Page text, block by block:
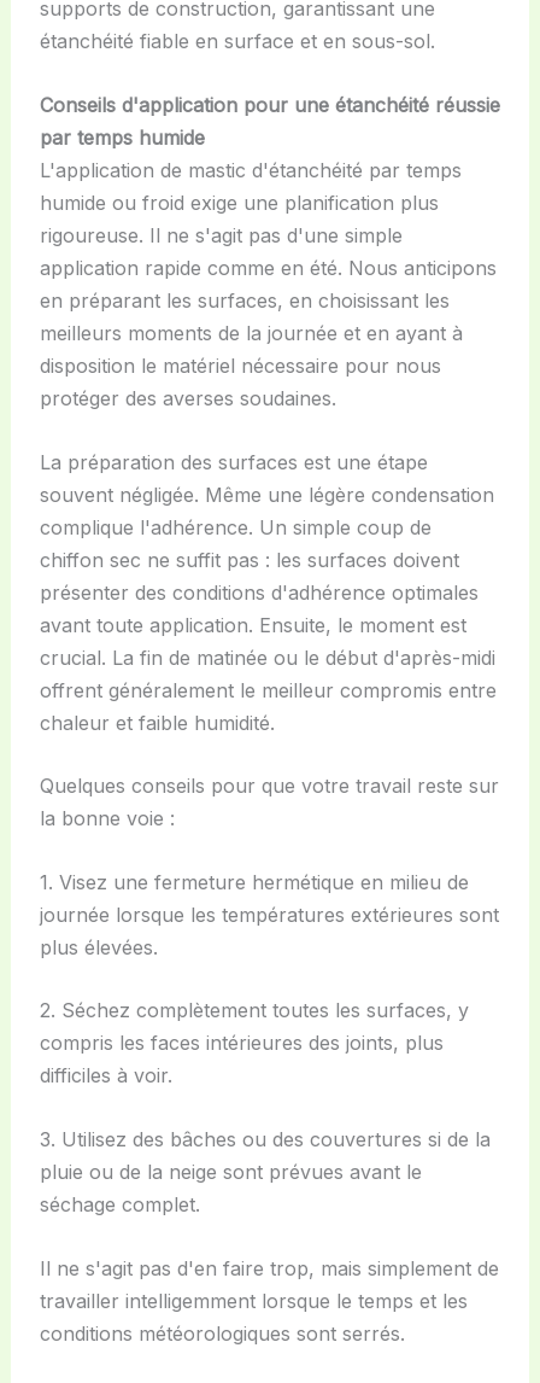
supports de construction, garantissant une
étanchéité fiable en surface et en sous-sol.
Conseils d'application pour une étanchéité réussie
par temps humide
L'application de mastic d'étanchéité par temps
humide ou froid exige une planification plus
rigoureuse. Il ne s'agit pas d'une simple
application rapide comme en été. Nous anticipons
en préparant les surfaces, en choisissant les
meilleurs moments de la journée et en ayant à
disposition le matériel nécessaire pour nous
protéger des averses soudaines.
La préparation des surfaces est une étape
souvent négligée. Même une légère condensation
complique l'adhérence. Un simple coup de
chiffon sec ne suffit pas : les surfaces doivent
présenter des conditions d'adhérence optimales
avant toute application. Ensuite, le moment est
crucial. La fin de matinée ou le début d'après-midi
offrent généralement le meilleur compromis entre
chaleur et faible humidité.
Quelques conseils pour que votre travail reste sur
la bonne voie :
1. Visez une fermeture hermétique en milieu de
journée lorsque les températures extérieures sont
plus élevées.
2. Séchez complètement toutes les surfaces, y
compris les faces intérieures des joints, plus
difficiles à voir.
3. Utilisez des bâches ou des couvertures si de la
pluie ou de la neige sont prévues avant le
séchage complet.
Il ne s'agit pas d'en faire trop, mais simplement de
travailler intelligemment lorsque le temps et les
conditions météorologiques sont serrés.